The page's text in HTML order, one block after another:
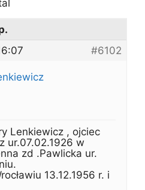
#6102
Lenkiewicz , ojciec
ur.07.02.1926 w
zd .Pawlicka ur.
13.12.1956 r. i